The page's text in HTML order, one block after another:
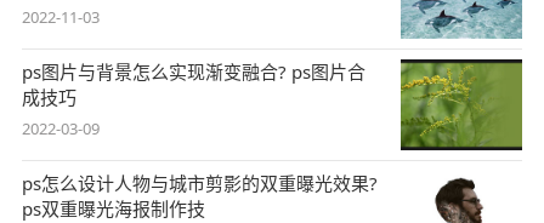
2022-11-03
ps图片与背景怎么实现渐变融合? ps图片合
成技巧
2022-03-09
ps怎么设计人物与城市剪影的双重曝光效果?
ps双重曝光海报制作技